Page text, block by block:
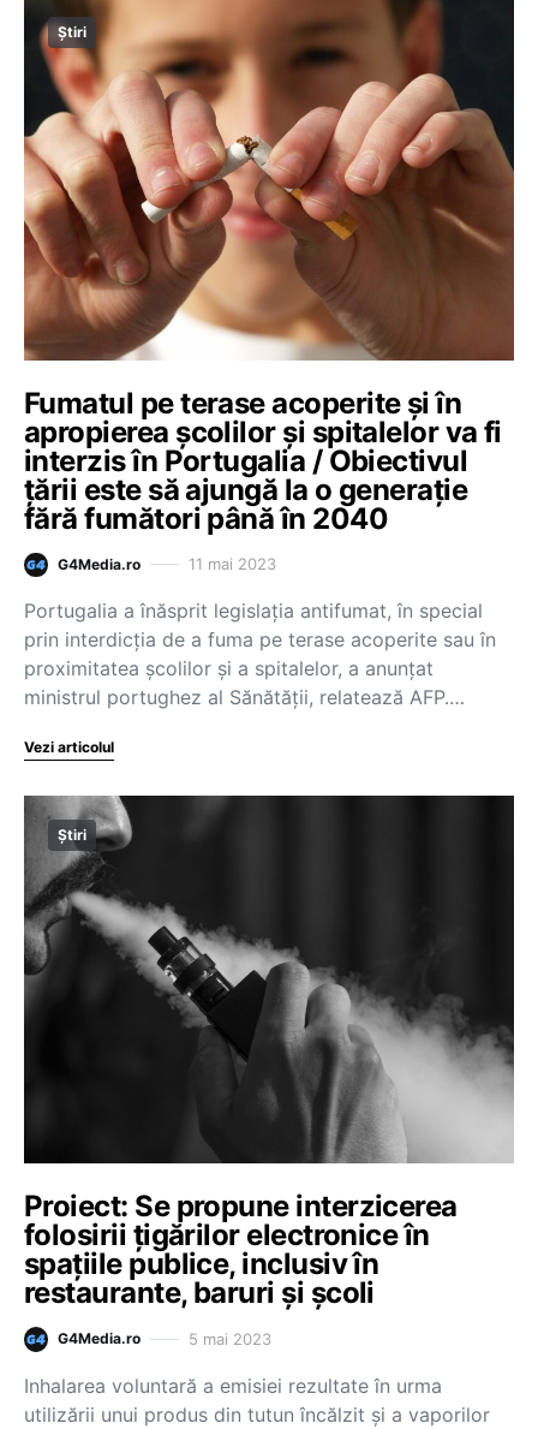
Știri
Fumatul pe terase acoperite și în
apropierea școlilor și spitalelor va fi
interzis în Portugalia / Obiectivul
țării este să ajungă la o generație
fără fumători până în 2040
G4Media.ro 11 mai 2023
Portugalia a înăsprit legislația antifumat, în special
prin interdicţia de a fuma pe terase acoperite sau în
proximitatea şcolilor şi a spitalelor, a anunţat
ministrul portughez al Sănătăţii, relatează AFP.…
Vezi articolul
Știri
Proiect: Se propune interzicerea
folosirii țigărilor electronice în
spațiile publice, inclusiv în
restaurante, baruri și școli
G4Media.ro 5 mai 2023
Inhalarea voluntară a emisiei rezultate în urma
utilizării unui produs din tutun încălzit şi a vaporilor